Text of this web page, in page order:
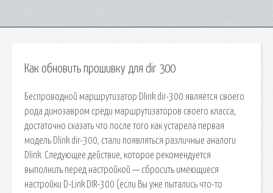
Как обновить прошивку для dir 300
Беспроводной маршрутизатор Dlink dir-300 является своего
рода динозавром среди маршрутизаторов своего класса,
достаточно сказать что после того как устарела первая
модель Dlink dir-300, стали появляться различные аналоги
Dlink. Следующее действие, которое рекомендуется
выполнить перед настройкой — сбросить имеющиеся
настройки D-Link DIR-300 (если Вы уже пытались что-то